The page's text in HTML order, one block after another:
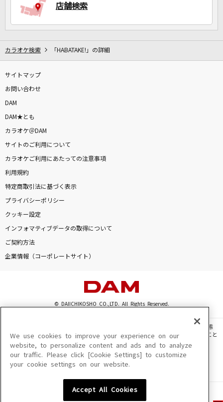
店舗検索
カラオケ検索 「HABATAKE!」の詳細
サイトマップ
お問い合わせ
DAM
DAM★とも
カラオケ＠DAM
サイトのご利用について
カラオケご利用にあたっての注意事項
利用規約
特定商取引法に基づく表示
プライバシーポリシー
クッキー設定
インフォマティブデータの取得について
ご契約方法
企業情報（コーポレートサイト）
© DAIICHIKOSHO CO.,LTD. All Rights Reserved.
このサイトに掲載されている一切の文章・画像・写真・動画・音声等を、手段や形態
を問わず、著作権法の定める範囲を超えて無断で複製、転載、ファイル化などすること
を禁じます。
楽曲及びコンテンツは、機種によりご利用いただけない場合があります。
楽曲及びコンテンツの配信日、配信内容が変更になる場合があります。
We use cookies to improve your experience on our
website, to personalize content and ads and to analyze
our traffic. Please click [Cookie Settings] to customize
your cookie settings on our website.
Accept All Cookies